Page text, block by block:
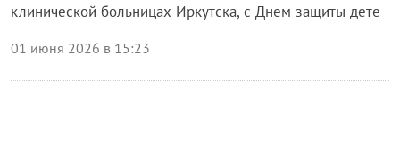
клинической больницах Иркутска, с Днем защиты дете
01 июня 2026 в 15:23